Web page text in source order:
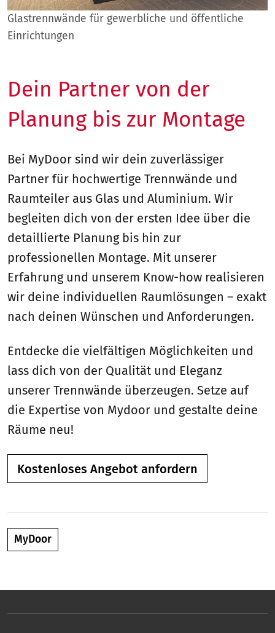
Glastrennwände für gewerbliche und öffentliche
Einrichtungen
Dein Partner von der
Planung bis zur Montage
Bei MyDoor sind wir dein zuverlässiger
Partner für hochwertige Trennwände und
Raumteiler aus Glas und Aluminium. Wir
begleiten dich von der ersten Idee über die
detaillierte Planung bis hin zur
professionellen Montage. Mit unserer
Erfahrung und unserem Know-how realisieren
wir deine individuellen Raumlösungen – exakt
nach deinen Wünschen und Anforderungen.
Entdecke die vielfältigen Möglichkeiten und
lass dich von der Qualität und Eleganz
unserer Trennwände überzeugen. Setze auf
die Expertise von Mydoor und gestalte deine
Räume neu!
Kostenloses Angebot anfordern
MyDoor